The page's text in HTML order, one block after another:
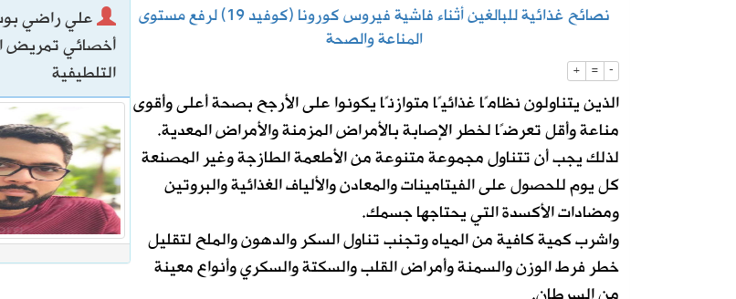
2026-08-06 رسميًا.. الأهلي يعلن التعاقد مع الكرواتي الهولندي مارينو بوسيتش
علي راضي
أخصائي تمريض
التلطيفية
نصائح غذائية للبالغين أثناء فاشية فيروس كورونا (كوفيد 19) لرفع مستوى
المناعة والصحة
+ = -
الذين يتناولون نظامًا غذائيًا متوازنًا يكونوا على الأرجح بصحة أعلى وأقوى
مناعة وأقل تعرضًا لخطر الإصابة بالأمراض المزمنة والأمراض المعدية.
لذلك يجب أن تتناول مجموعة متنوعة من الأطعمة الطازجة وغير المصنعة
كل يوم للحصول على الفيتامينات والمعادن والألياف الغذائية والبروتين
ومضادات الأكسدة التي يحتاجها جسمك.
واشرب كمية كافية من المياه وتجنب تناول السكر والدهون والملح لتقليل
خطر فرط الوزن والسمنة وأمراض القلب والسكتة والسكري وأنواع معينة